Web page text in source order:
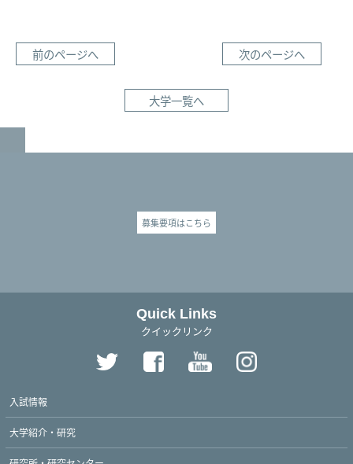
前のページへ 次のページへ
大学一覧へ
募集要項はこちら
Quick Links
クイックリンク
入試情報
大学紹介・研究